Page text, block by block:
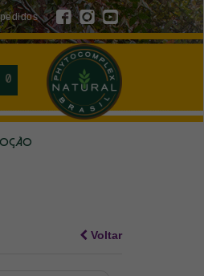
0
Voltar